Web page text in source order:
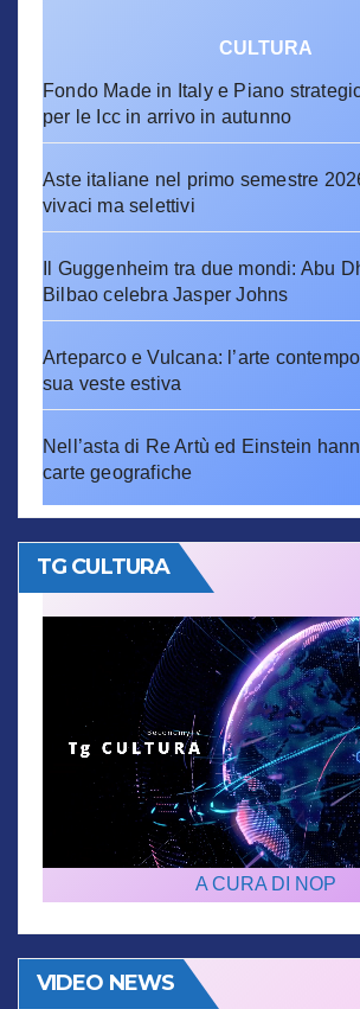
CULTURA
Fondo Made in Italy e Piano
per le Icc in arrivo in autunno
Aste italiane nel primo semestre
vivaci ma selettivi
Il Guggenheim tra due mondi: Abu
Bilbao celebra Jasper Johns
Arteparco e Vulcana: l’arte
sua veste estiva
Nell’asta di Re Artù ed Einstein
carte geografiche
TG CULTURA
A CURA DI NOP
VIDEO NEWS